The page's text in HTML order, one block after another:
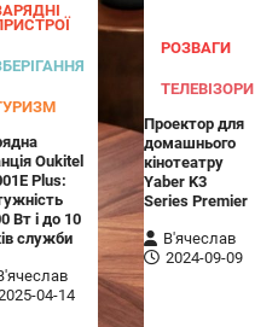
Oukitel
Plus:
Вт і до 10
служби
04-14
РОЗВАГИ
ТЕЛЕВІЗОРИ
Проектор для
домашнього
кінотеатру
Yaber K3
Series Premier
В'ячеслав
2024-09-09
КОЛОНКИ
колонка LG XBOOM Go
2024-09-07
XG2T — це компактна
яка поєднує в собі
зарядна станція Yoshino
SST